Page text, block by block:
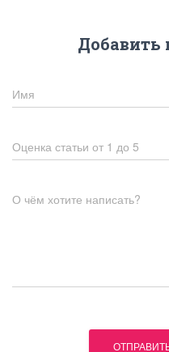
Добавить
Имя
Оценка статьи от 1 до 5
О чём хотите написать?